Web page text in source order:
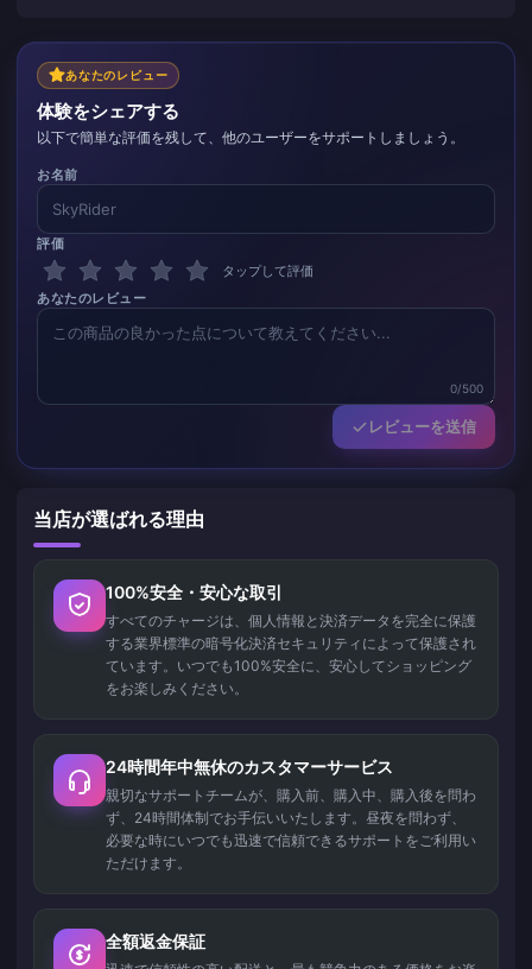
あなたのレビュー
体験をシェアする
以下で簡単な評価を残して、他のユーザーをサポートしましょう。
お名前
評価
タップして評価
あなたのレビュー
0/500
レビューを送信
当店が選ばれる理由
100%安全・安心な取引
すべてのチャージは、個人情報と決済データを完全に保護
する業界標準の暗号化決済セキュリティによって保護され
ています。いつでも100%安全に、安心してショッピング
をお楽しみください。
24時間年中無休のカスタマーサービス
親切なサポートチームが、購入前、購入中、購入後を問わ
ず、24時間体制でお手伝いいたします。昼夜を問わず、
必要な時にいつでも迅速で信頼できるサポートをご利用い
ただけます。
全額返金保証